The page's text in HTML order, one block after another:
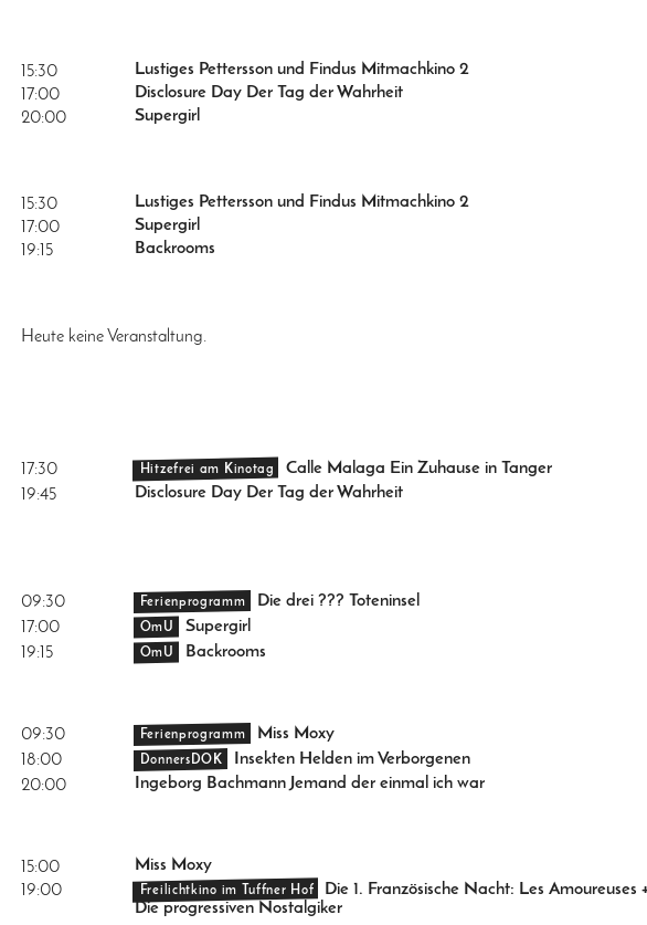
15:30
Lustiges Pettersson und Findus Mitmachkino 2
17:00
Disclosure Day Der Tag der Wahrheit
20:00
Supergirl
15:30
Lustiges Pettersson und Findus Mitmachkino 2
17:00
Supergirl
19:15
Backrooms
Heute keine Veranstaltung.
17:30 Hitzefrei am Kinotag
Calle Malaga Ein Zuhause in Tanger
19:45
Disclosure Day Der Tag der Wahrheit
09:30 Ferienprogramm
Die drei ??? Toteninsel
17:00
OmU
Supergirl
19:15
OmU Backrooms
09:30 Ferienprogramm
Miss Moxy
18:00
DonnersDOK
Insekten Helden im Verborgenen
20:00
Ingeborg Bachmann Jemand der einmal ich war
15:00
Miss Moxy
19:00
Freilichtkino im Tuffner Hof
Die 1. Französische Nacht: Les Amoureuses
Die progressiven Nostalgiker